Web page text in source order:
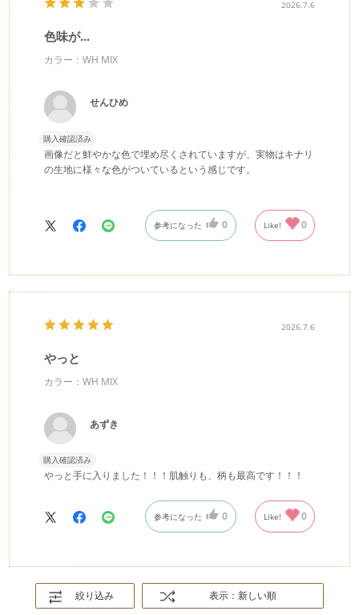
2026.7.6
色味が...
カラー：WH MIX
せんひめ
購入確認済み
画像だと鮮やかな色で埋め尽くされていますが、実物はキナリ
の生地に様々な色がついているという感じです。
参考になった 0 Like! 0
2026.7.6
やっと
カラー：WH MIX
あずき
購入確認済み
やっと手に入りました！！！肌触りも、柄も最高です！！！
参考になった 0 Like! 0
絞り込み 表示：新しい順